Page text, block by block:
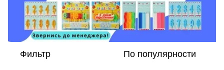
Фильтр По популярности